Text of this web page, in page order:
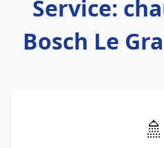
Service:
Bosch Le
🚿